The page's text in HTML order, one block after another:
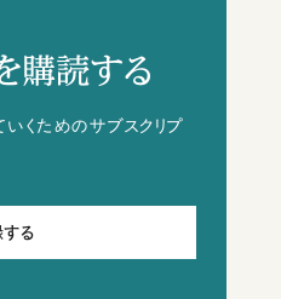
購読する
いくためのサブスクリプ
る